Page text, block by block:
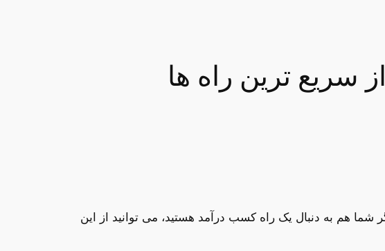
شما هم به دنبال یک راه کسب درآمد هستید، می توانید از این